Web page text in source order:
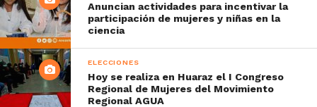
Anuncian actividades para incentivar la
participación de mujeres y niñas en la
ciencia
ELECCIONES
Hoy se realiza en Huaraz el I Congreso
Regional de Mujeres del Movimiento
Regional AGUA